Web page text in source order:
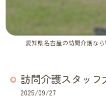
訪問介護スタッフ
2025/09/27